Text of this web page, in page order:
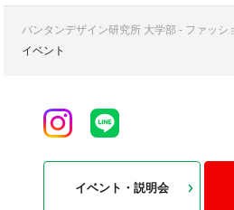
バンタンデザイン研究所 大学部 - ファッ
イベント
イベント・説明会